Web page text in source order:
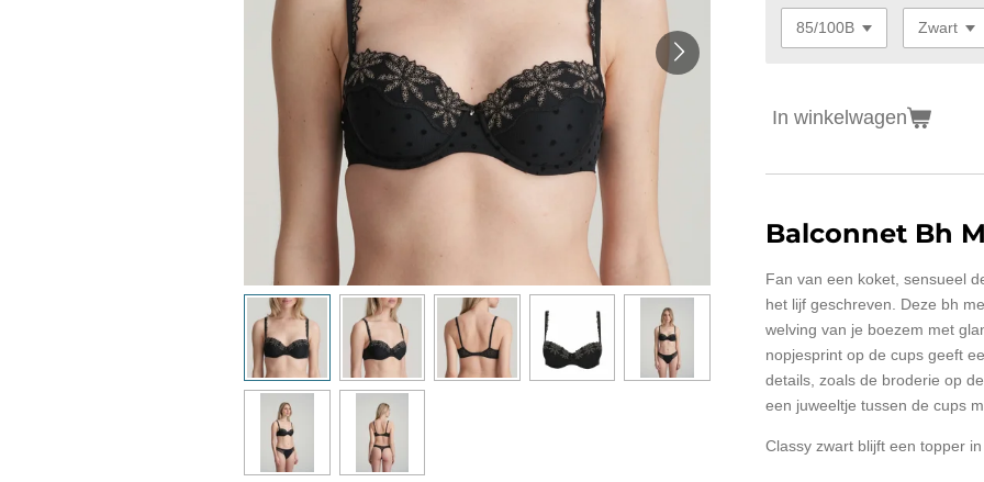
In winkelwagen
Balconnet Bh
Fan van een koket, sensueel
het lijf geschreven. Deze bh
welving van je boezem met
nopjesprint op de cups geeft
details, zoals de broderie op
een juweeltje tussen de cups
Classy zwart blijft een topper in